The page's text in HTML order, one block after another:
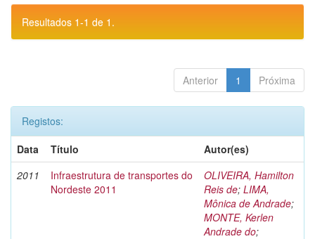
Resultados 1-1 de 1.
Anterior 1 Próxima
Registos:
Data
Título
Autor(es)
2011
Infraestrutura de transportes do
Nordeste 2011
OLIVEIRA, Hamilton
Reis de; LIMA,
Mônica de Andrade;
MONTE, Kerlen
Andrade do;